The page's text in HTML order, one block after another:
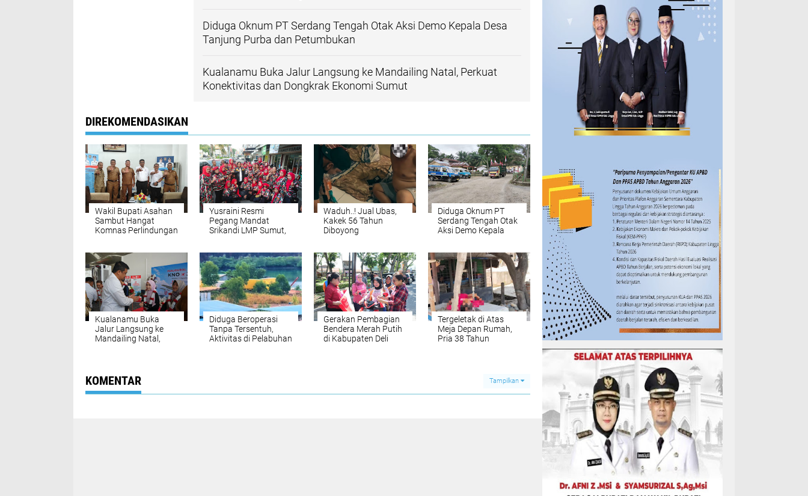
Diduga Oknum PT Serdang Tengah Otak Aksi Demo Kepala Desa
Tanjung Purba dan Petumbukan
Kualanamu Buka Jalur Langsung ke Mandailing Natal, Perkuat
Konektivitas dan Dongkrak Ekonomi Sumut
DIREKOMENDASIKAN
Wakil Bupati Asahan
Sambut Hangat
Komnas Perlindungan
Ramah Anak
Yusraini Resmi
Pegang Mandat
Srikandi LMP Sumut,
Semua
Waduh..! Jual Ubas,
Kakek 56 Tahun
Diboyong
Diduga Oknum PT
Serdang Tengah Otak
Aksi Demo Kepala
Kualanamu Buka
Jalur Langsung ke
Mandailing Natal,
Diduga Beroperasi
Tanpa Tersentuh,
Aktivitas di Pelabuhan
Gerakan Pembagian
Bendera Merah Putih
di Kabupaten Deli
Tergeletak di Atas
Meja Depan Rumah,
Pria 38 Tahun
KOMENTAR Tampilkan